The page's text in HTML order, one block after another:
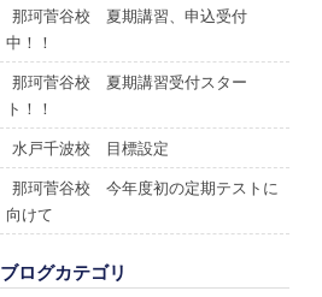
那珂菅谷校 夏期講習、申込受付
中！！
那珂菅谷校 夏期講習受付スター
ト！！
水戸千波校 目標設定
那珂菅谷校 今年度初の定期テストに
向けて
ブログカテゴリ